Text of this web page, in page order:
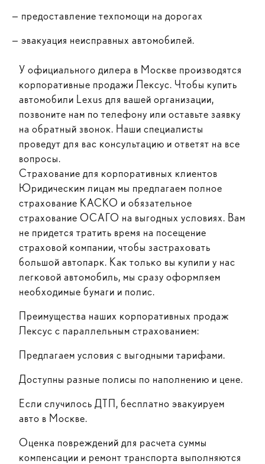
— предоставление техпомощи на дорогах
— эвакуация неисправных автомобилей.
У официального дилера в Москве производятся
корпоративные продажи Лексус. Чтобы купить
автомобили Lexus для вашей организации,
позвоните нам по телефону или оставьте заявку
на обратный звонок. Наши специалисты
проведут для вас консультацию и ответят на все
вопросы.
Страхование для корпоративных клиентов
Юридическим лицам мы предлагаем полное
страхование КАСКО и обязательное
страхование ОСАГО на выгодных условиях. Вам
не придется тратить время на посещение
страховой компании, чтобы застраховать
большой автопарк. Как только вы купили у нас
легковой автомобиль, мы сразу оформляем
необходимые бумаги и полис.
Преимущества наших корпоративных продаж
Лексус с параллельным страхованием:
Предлагаем условия с выгодными тарифами.
Доступны разные полисы по наполнению и цене.
Если случилось ДТП, бесплатно эвакуируем
авто в Москве.
Оценка повреждений для расчета суммы
компенсации и ремонт транспорта выполняются